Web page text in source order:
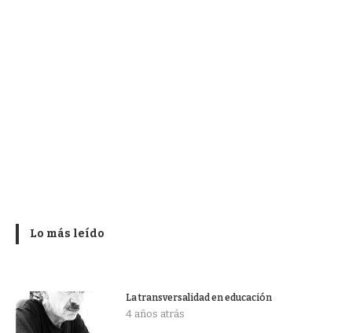
Lo más leído
La transversalidad en educación
4 años atrás